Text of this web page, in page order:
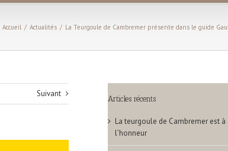
Accueil / Actualités / La Teurgoule de Cambremer présente dans le guide
Suivant
Articles récents
La teurgoule de Cambremer est à
l’honneur